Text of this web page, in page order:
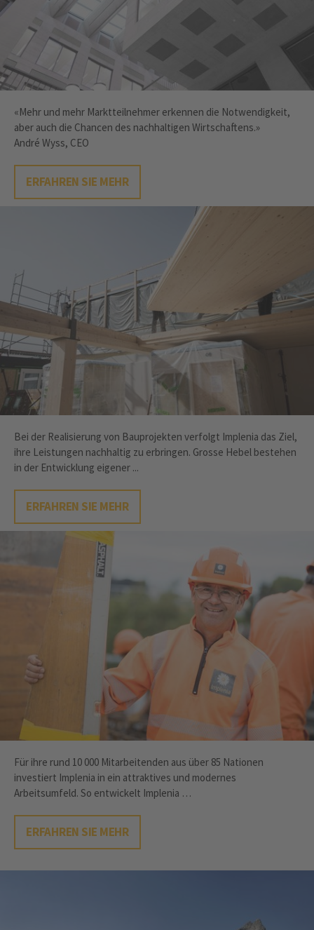
«Mehr und mehr Marktteilnehmer erkennen die Notwendigkeit,
aber auch die Chancen des nachhaltigen Wirtschaftens.»
André Wyss, CEO
ERFAHREN SIE MEHR
Bei der Realisierung von Bauprojekten verfolgt Implenia das Ziel,
ihre Leistungen nachhaltig zu erbringen. Grosse Hebel bestehen
in der Entwicklung eigener ...
ERFAHREN SIE MEHR
Für ihre rund 10 000 Mitarbeitenden aus über 85 Nationen
investiert Implenia in ein attraktives und modernes
Arbeitsumfeld. So entwickelt Implenia …
ERFAHREN SIE MEHR